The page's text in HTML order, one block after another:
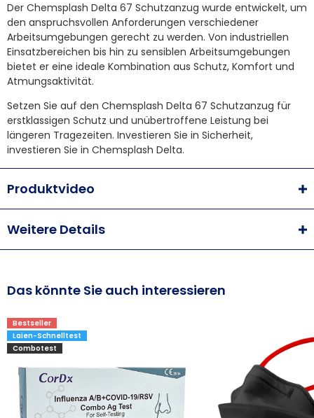
Der Chemsplash Delta 67 Schutzanzug wurde entwickelt, um
den anspruchsvollen Anforderungen verschiedener
Arbeitsumgebungen gerecht zu werden. Von industriellen
Einsatzbereichen bis hin zu sensiblen Arbeitsumgebungen
bietet er eine ideale Kombination aus Schutz, Komfort und
Atmungsaktivität.
Setzen Sie auf den Chemsplash Delta 67 Schutzanzug für
erstklassigen Schutz und unübertroffene Leistung bei
längeren Tragezeiten. Investieren Sie in Sicherheit,
investieren Sie in Chemsplash Delta.
Produktvideo
Weitere Details
Das könnte Sie auch interessieren
Bestseller
Laien-Schnelltest
Combotest